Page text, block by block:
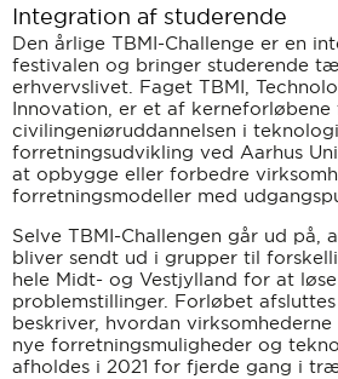
Integration af studerende
Den årlige TBMI-Challenge er en
festivalen og bringer studerende
erhvervslivet. Faget TBMI,
Innovation, er et af kerneforløbene
civilingeniøruddannelsen i
forretningsudvikling ved Aarhus
at opbygge eller forbedre
forretningsmodeller med
Selve TBMI-Challengen går ud på,
bliver sendt ud i grupper til
hele Midt- og Vestjylland for at
problemstillinger. Forløbet
beskriver, hvordan
nye forretningsmuligheder og
afholdes i 2021 for fjerde gang i